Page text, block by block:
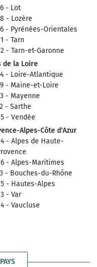
- Lot
- Lozère
- Pyrénées-Orientales
- Tarn
- Tarn-et-Garonne
de la Loire
- Loire-Atlantique
- Maine-et-Loire
- Mayenne
- Sarthe
- Vendée
Alpes-Côte d'Azur
- Alpes de Haute-
- Alpes-Maritimes
- Bouches-du-Rhône
- Hautes-Alpes
- Var
- Vaucluse